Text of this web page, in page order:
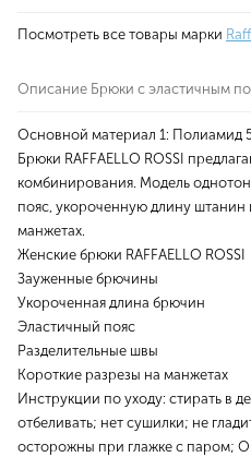
Посмотреть все товары марки
Описание Брюки с эластичным
Основной материал 1: Полиамид
Брюки RAFFAELLO ROSSI
комбинирования. Модель
пояс, укороченную длину штанин
манжетах.
Женские брюки RAFFAELLO ROSSI
Зауженные брючины
Укороченная длина брючин
Эластичный пояс
Разделительные швы
Короткие разрезы на манжетах
Инструкции по уходу: стирать в
отбеливать; нет сушилки; не
осторожны при глажке с паром;